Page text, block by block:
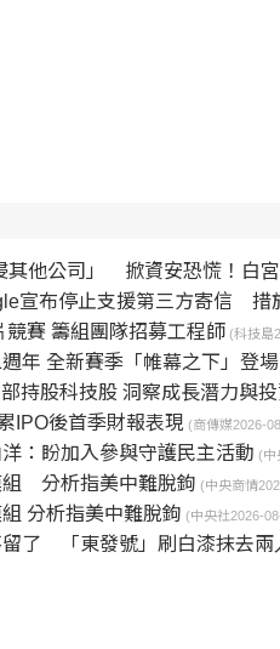
其他公司」 掀資安恐慌！白
宣布停止支援第三方寄信 措
賽 籌組團隊招募工程師 (科技島
全新賽季「帷幕之下」登場 推出
持股科技股 洞察成長潛力與
IPO後首季財報表現 (商傳媒2026-
：盼加入參與守護民主活動 (中
組 分析指美中難脫鉤 (中央商情
分析指美中難脫鉤 (中央社2026-
了 「東發號」刷白漆抹去兩